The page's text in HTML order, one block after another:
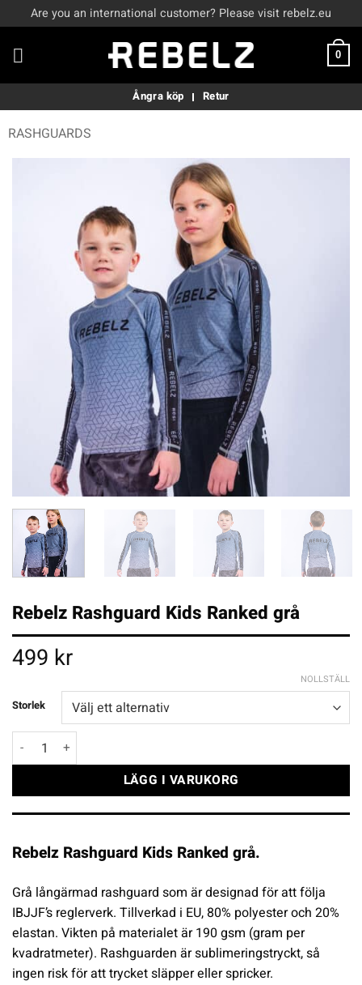
to
content
Are you an international customer? Please visit rebelz.eu
0
Ångra köp Retur
RASHGUARDS
Rebelz Rashguard Kids Ranked grå
499 kr
Storlek
NOLLSTÄLL
Rebelz Rashguard Kids Ranked grå mängd
LÄGG I VARUKORG
Rebelz Rashguard Kids Ranked grå.
Grå långärmad rashguard som är designad för att följa
IBJJF’s reglerverk. Tillverkad i EU, 80% polyester och 20%
elastan. Vikten på materialet är 190 gsm (gram per
kvadratmeter). Rashguarden är sublimeringstryckt, så
ingen risk för att trycket släpper eller spricker.